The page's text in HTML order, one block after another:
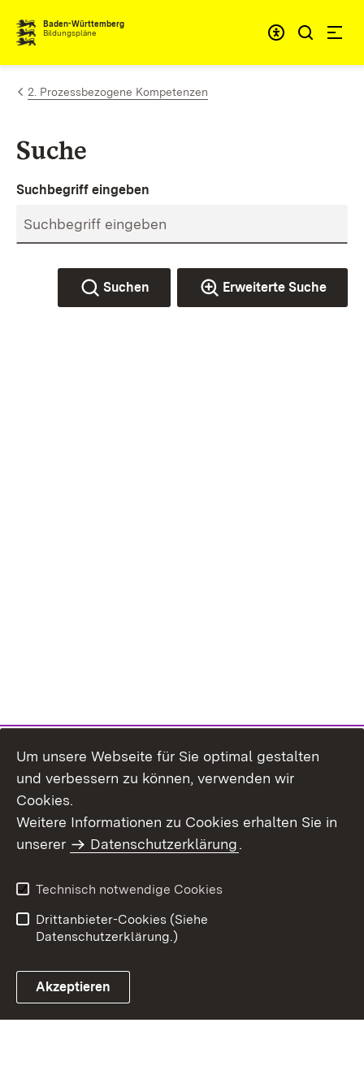
Zum Inhalt springen
Baden-Württemberg
Bildungspläne
2. Prozessbezogene Kompetenzen
Suche
Suchbegriff eingeben
Suchen Erweiterte Suche
Um unsere Webseite für Sie optimal gestalten
und verbessern zu können, verwenden wir
Cookies.
Weitere Informationen zu Cookies erhalten Sie in
unserer
Datenschutzerklärung.
Technisch notwendige Cookies
Drittanbieter-Cookies (Siehe
Datenschutzerklärung.)
Akzeptieren